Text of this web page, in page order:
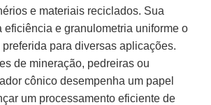
e materiais reciclados. Sua
eficiência e granulometria uniforme o
para diversas aplicações.
de mineração, pedreiras ou
cônico desempenha um papel
um processamento eficiente de